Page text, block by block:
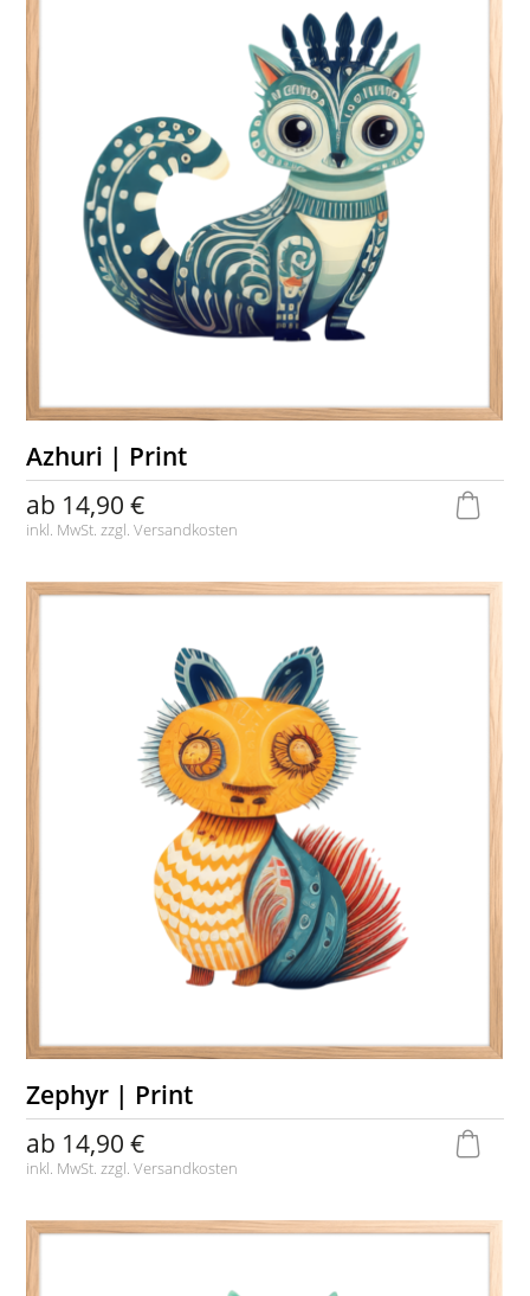
Azhuri | Print
ab 14,90 €
inkl. MwSt. zzgl.Versandkosten
Zephyr | Print
ab 14,90 €
inkl. MwSt. zzgl.Versandkosten